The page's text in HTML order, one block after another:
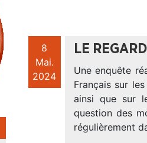
8
Mai.
2024
LE
Une enquête
Français sur
ainsi que sur
question des
régulièrement